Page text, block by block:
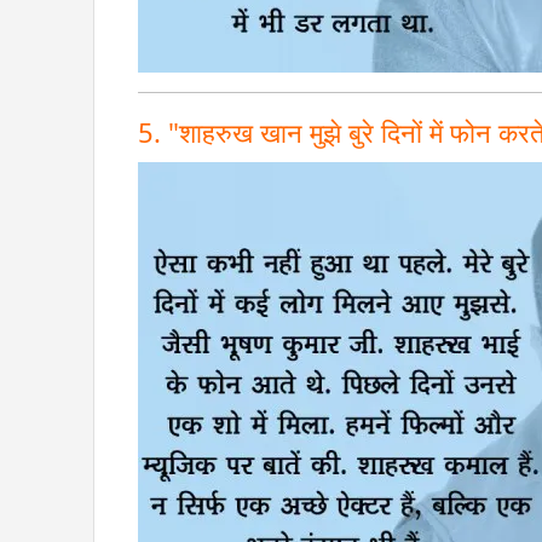
5. "शाहरुख खान मुझे बुरे दिनों में फोन